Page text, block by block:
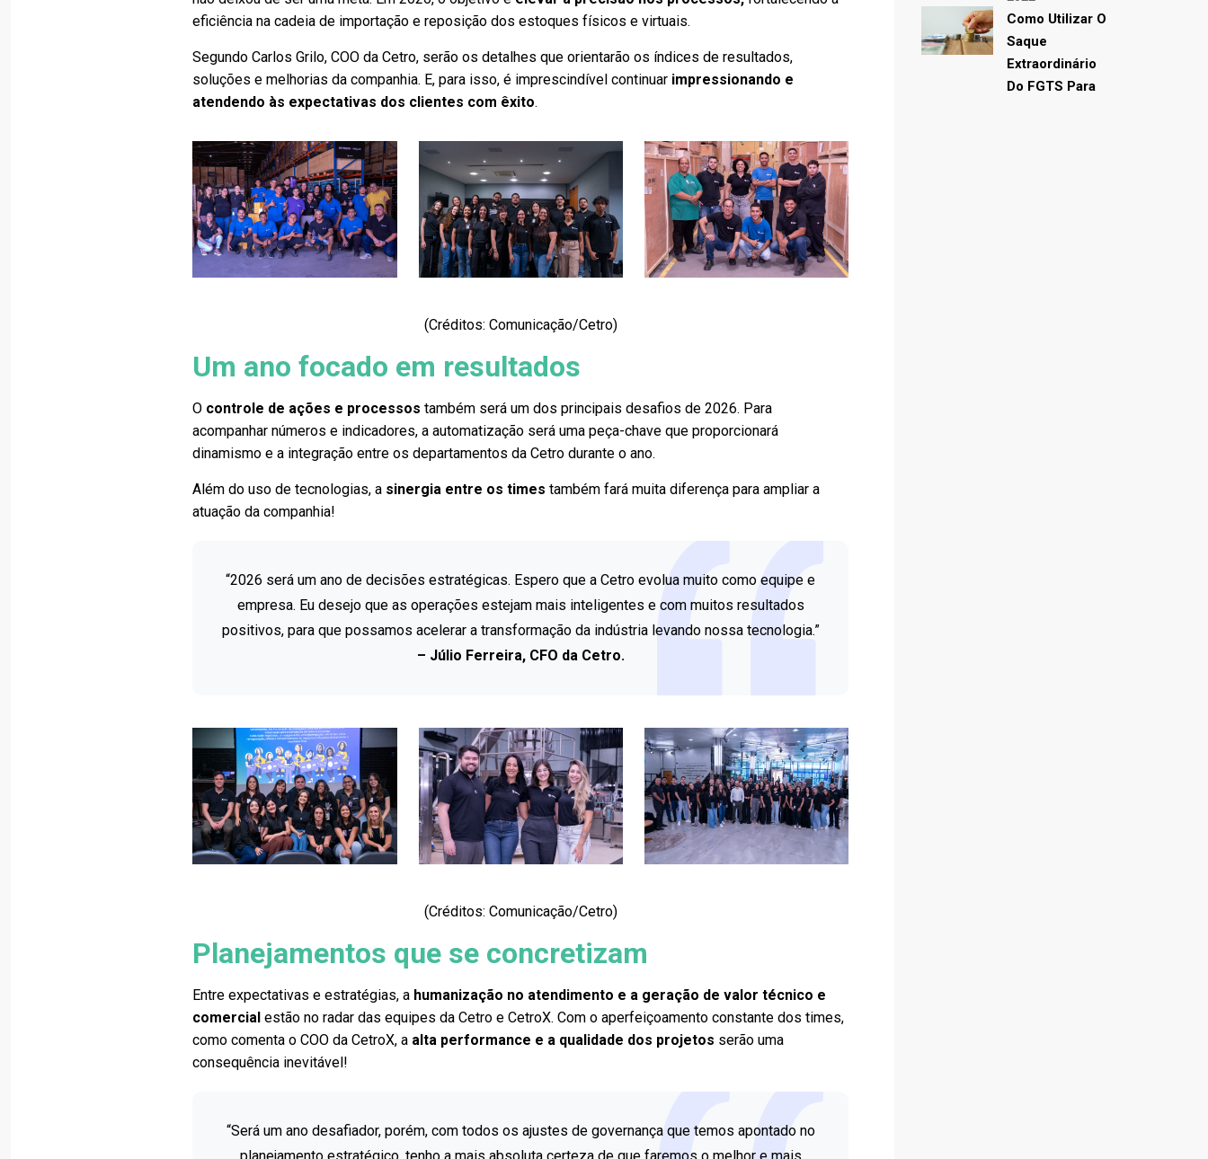
eficiência na cadeia de importação e reposição dos estoques físicos e virtuais.
Segundo Carlos Grilo, COO da Cetro, serão os detalhes que orientarão os índices de resultados,
soluções e melhorias da companhia. E, para isso, é imprescindível continuar impressionando e
atendendo às expectativas dos clientes com êxito.
(Créditos: Comunicação/Cetro)
Um ano focado em resultados
O controle de ações e processostambém será um dos principais desafios de 2026. Para
acompanhar números e indicadores, a automatização será uma peça-chave que proporcionará
dinamismo e a integração entre os departamentos da Cetro durante o ano.
Além do uso de tecnologias, a sinergia entre os times também fará muita diferença para ampliar a
atuação da companhia!
“2026 será um ano de decisões estratégicas. Espero que a Cetro evolua muito como equipe e
empresa. Eu desejo que as operações estejam mais inteligentes e com muitos resultados
positivos, para que possamos acelerar a transformação da indústria levando nossa tecnologia.”
– Júlio Ferreira, CFO da Cetro.
(Créditos: Comunicação/Cetro)
Planejamentos que se concretizam
Entre expectativas e estratégias, a humanização no atendimento e a geração de valor técnico e
comercial estão no radar das equipes da Cetro e CetroX. Com o aperfeiçoamento constante dos times,
como comenta o COO da CetroX, a alta performance e a qualidade dos projetos serão uma
consequência inevitável!
“Será um ano desafiador, porém, com todos os ajustes de governança que temos apontado no
Como Utilizar O
Saque
Extraordinário
Do FGTS Para